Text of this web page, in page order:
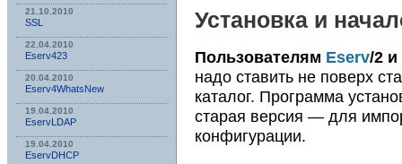
21.10.2010
SSL
22.04.2010
Eserv423
20.04.2010
Eserv4WhatsNew
19.04.2010
EservLDAP
19.04.2010
EservDHCP
Установка и
Пользователям Eserv/2 и
надо ставить не поверх
каталог. Программа
старая версия — для
конфигурации.